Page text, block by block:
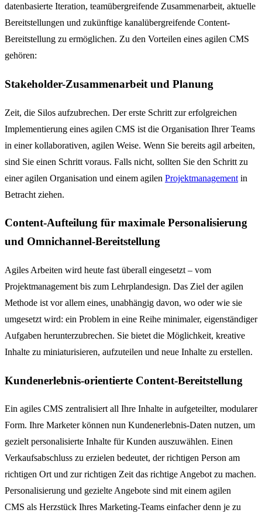
datenbasierte Iteration, teamübergreifende Zusammenarbeit, aktuelle
Bereitstellungen und zukünftige kanalübergreifende Content-
Bereitstellung zu ermöglichen. Zu den Vorteilen eines agilen CMS
gehören:
Stakeholder-Zusammenarbeit und Planung
Zeit, die Silos aufzubrechen. Der erste Schritt zur erfolgreichen
Implementierung eines agilen CMS ist die Organisation Ihrer Teams
in einer kollaborativen, agilen Weise. Wenn Sie bereits agil arbeiten,
sind Sie einen Schritt voraus. Falls nicht, sollten Sie den Schritt zu
einer agilen Organisation und einem agilen Projektmanagement in
Betracht ziehen.
Content-Aufteilung für maximale Personalisierung
und Omnichannel-Bereitstellung
Agiles Arbeiten wird heute fast überall eingesetzt – vom
Projektmanagement bis zum Lehrplandesign. Das Ziel der agilen
Methode ist vor allem eines, unabhängig davon, wo oder wie sie
umgesetzt wird: ein Problem in eine Reihe minimaler, eigenständiger
Aufgaben herunterzubrechen. Sie bietet die Möglichkeit, kreative
Inhalte zu miniaturisieren, aufzuteilen und neue Inhalte zu erstellen.
Kundenerlebnis-orientierte Content-Bereitstellung
Ein agiles CMS zentralisiert all Ihre Inhalte in aufgeteilter, modularer
Form. Ihre Marketer können nun Kundenerlebnis-Daten nutzen, um
gezielt personalisierte Inhalte für Kunden auszuwählen. Einen
Verkaufsabschluss zu erzielen bedeutet, der richtigen Person am
richtigen Ort und zur richtigen Zeit das richtige Angebot zu machen.
Personalisierung und gezielte Angebote sind mit einem agilen
CMS als Herzstück Ihres Marketing-Teams einfacher denn je zu